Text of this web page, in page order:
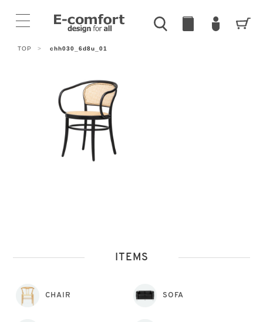
TOP > chh030_6d8u_01
ITEMS
CHAIR SOFA